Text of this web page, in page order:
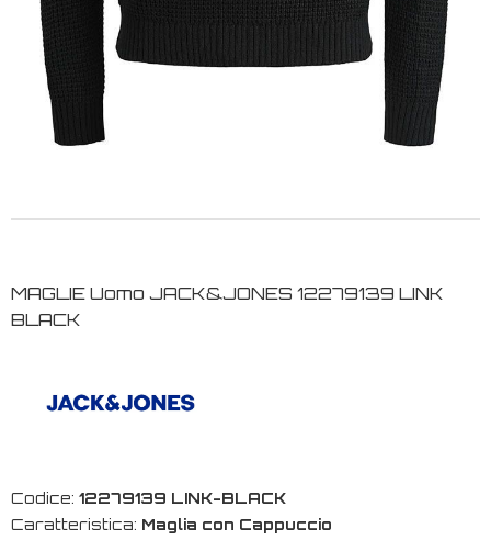
MAGLIE Uomo JACK&JONES 12279139 LINK
BLACK
Codice: 12279139 LINK-BLACK
Caratteristica: Maglia con Cappuccio